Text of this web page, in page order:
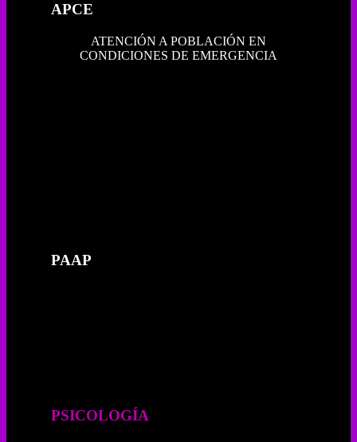
APCE
ATENCIÓN A POBLACIÓN EN
CONDICIONES DE EMERGENCIA
PAAP
PSICOLOGÍA